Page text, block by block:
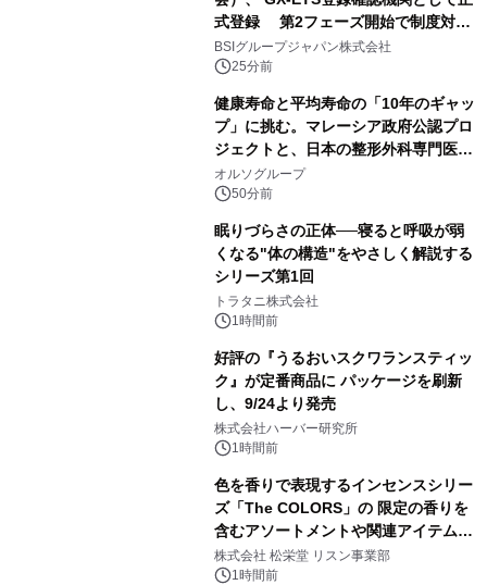
式登録 第2フェーズ開始で制度対応
が義務化、 企業の対応はどう変わるの
か？ 法的拘束力をもつGX-ETSの実
務ポイント解説セミナーの アーカイブ
動画を公開中
BSIグループジャパン株式会社
25分前
健康寿命と平均寿命の「10年のギャッ
プ」に挑む。マレーシア政府公認プロ
ジェクトと、日本の整形外科専門医が
サステナブルな「エシカル・ツバメの
巣」の共同臨床検証を開始
オルソグループ
50分前
眠りづらさの正体──寝ると呼吸が弱
くなる"体の構造"をやさしく解説する
シリーズ第1回
トラタニ株式会社
1時間前
好評の『うるおいスクワランスティッ
ク』が定番商品に パッケージを刷新
し、9/24より発売
株式会社ハーバー研究所
1時間前
色を香りで表現するインセンスシリー
ズ「The COLORS」の 限定の香りを
含むアソートメントや関連アイテムを
8月6日発売
株式会社 松栄堂 リスン事業部
1時間前